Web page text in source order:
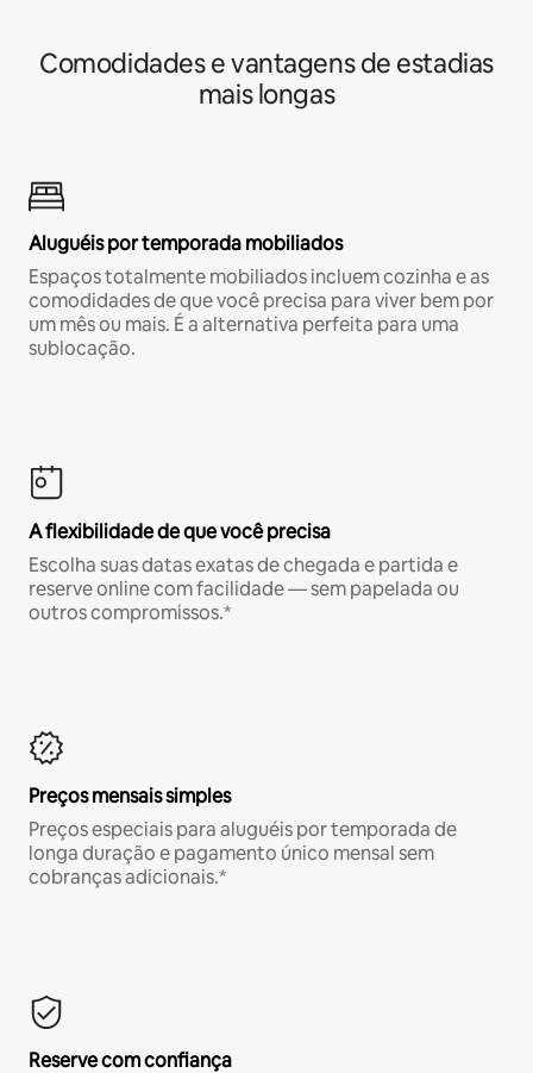
Comodidades e vantagens de estadias
mais longas
Aluguéis por temporada mobiliados
Espaços totalmente mobiliados incluem cozinha e as
comodidades de que você precisa para viver bem por
um mês ou mais. É a alternativa perfeita para uma
sublocação.
A flexibilidade de que você precisa
Escolha suas datas exatas de chegada e partida e
reserve online com facilidade — sem papelada ou
outros compromissos.*
Preços mensais simples
Preços especiais para aluguéis por temporada de
longa duração e pagamento único mensal sem
cobranças adicionais.*
Reserve com confiança